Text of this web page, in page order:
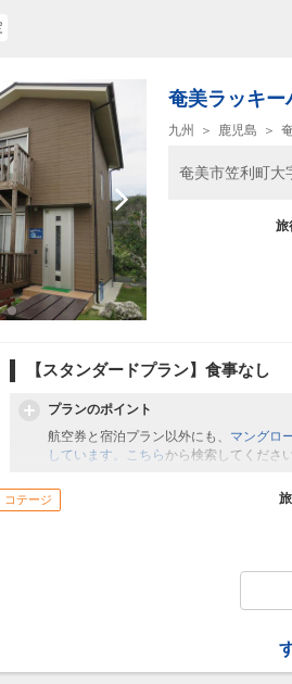
奄美ラッキー
九州 鹿児島
奄美市笠利町大
旅
【スタンダードプラン】食事なし
プランのポイント
航空券と宿泊プラン以外にも、 マングロ
しています。こちら から検索してください
コテージ